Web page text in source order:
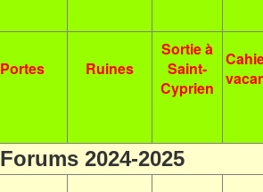
Portes Ruines
Sortie à
Saint-
Cyprien
Forums 2024-2025